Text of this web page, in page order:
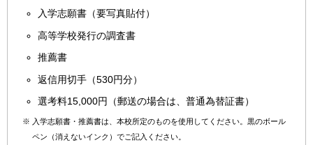
入学志願書（要写真貼付）
高等学校発行の調査書
推薦書
返信用切手（530円分）
選考料15,000円（郵送の場合は、普通為替証書）
※ 入学志願書・推薦書は、本校所定のものを使用してください。黒のボール
ペン（消えないインク）でご記入ください。